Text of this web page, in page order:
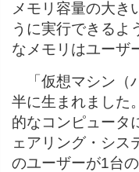
メモリ容量の大き
うに実行できるよ
なメモリはユーザ
「仮想マシン（
半に生まれました
的なコンピュータ
ェアリング・シス
のユーザーが1台